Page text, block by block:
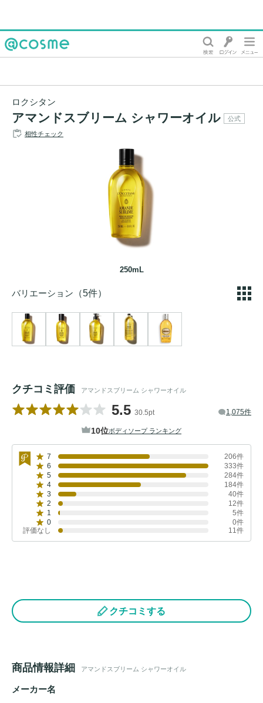
ロクシタン
アマンドスブリーム シャワーオイル 公式
相性チェック
250mL
バリエーション （5件）
クチコミ評価 アマンドスブリーム シャワーオイル
5.5 30.5pt 1,075件
10位ボディソープ ランキング
7
206件
6
333件
5
284件
4
184件
3
40件
2
12件
1
5件
0
0件
評価なし
11件
クチコミする
商品情報詳細 アマンドスブリーム シャワーオイル
メーカー名